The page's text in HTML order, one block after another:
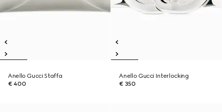
Anello Gucci Staffa
€ 400
Anello Gucci Interlocking
€ 350